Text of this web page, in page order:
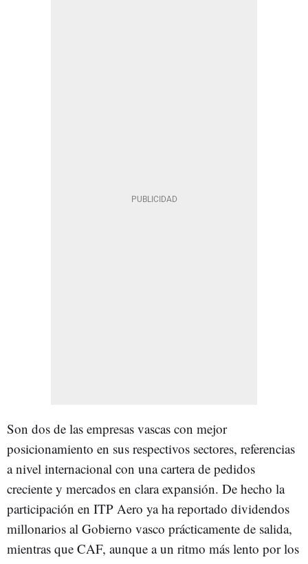
Son dos de las empresas vascas con mejor
posicionamiento en sus respectivos sectores, referencias
a nivel internacional con una cartera de pedidos
creciente y mercados en clara expansión. De hecho la
participación en ITP Aero ya ha reportado dividendos
millonarios al Gobierno vasco prácticamente de salida,
mientras que CAF, aunque a un ritmo más lento por los